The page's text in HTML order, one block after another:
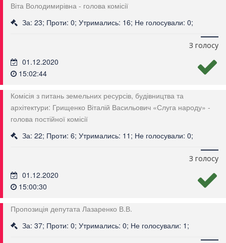
Віта Володимирівна - голова комісії
За: 23; Проти: 0; Утримались: 16; Не голосували: 0;
З голосу
01.12.2020
15:02:44
Комісія з питань земельних ресурсів, будівництва та
архітектури: Грищенко Віталій Васильович «Слуга народу» -
голова постійної комісії
За: 22; Проти: 6; Утримались: 11; Не голосували: 0;
З голосу
01.12.2020
15:00:30
Пропозиція депутата Лазаренко В.В.
За: 37; Проти: 0; Утримались: 0; Не голосували: 1;